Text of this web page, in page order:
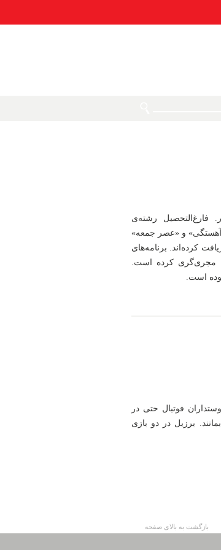
فارغ‌التحصیل رشته‌ی‌
و «عصر جمعه»
کرده‌اند. برنامه‌های
مجری‌گری کرده است.
است.
فوتبال حتی در
برزیل در دو بازی
بازگشت به بالای صفحه